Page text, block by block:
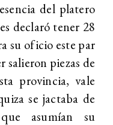
del platero
declaró tener 28
su oficio este par
salieron piezas de
provincia, vale
se jactaba de
asumían su